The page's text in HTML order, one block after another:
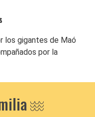
los gigantes de Maó
por la